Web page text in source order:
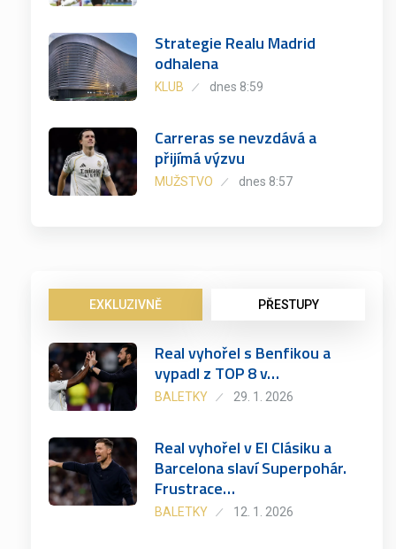
Strategie Realu Madrid
odhalena
KLUB dnes 8:59
Carreras se nevzdává a
přijímá výzvu
MUŽSTVO dnes 8:57
EXKLUZIVNĚ PŘESTUPY
Real vyhořel s Benfikou a
vypadl z TOP 8 v…
BALETKY 29. 1. 2026
Real vyhořel v El Clásiku a
Barcelona slaví Superpohár.
Frustrace…
BALETKY 12. 1. 2026